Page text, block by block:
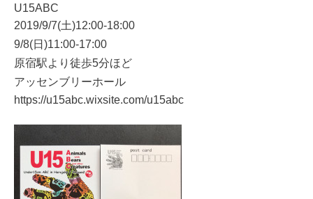
U15ABC
2019/9/7(土)12:00-18:00
9/8(日)11:00-17:00
原宿駅より徒歩5分ほど
アッセンブリーホール
https://u15abc.wixsite.com/u15abc